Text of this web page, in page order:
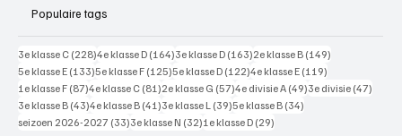
Populaire tags
3e klasse C (228)228 posts
4e klasse D (164)164 posts
3e klasse D (163)163 posts
2e klasse B (149)
5e klasse E (133)133 posts
5e klasse F (125)125 posts
5e klasse D (122)122 posts
4e klasse E (119)
1e klasse F (87)87 posts
4e klasse C (81)81 posts
2e klasse G (57)57 posts
4e divisie A (49)49 posts
3e divisie (47)
3e klasse B (43)43 posts
4e klasse B (41)41 posts
3e klasse L (39)39 posts
5e klasse B (34)
seizoen 2026-2027 (33)33 posts
3e klasse N (32)32 posts
1e klasse D (29)